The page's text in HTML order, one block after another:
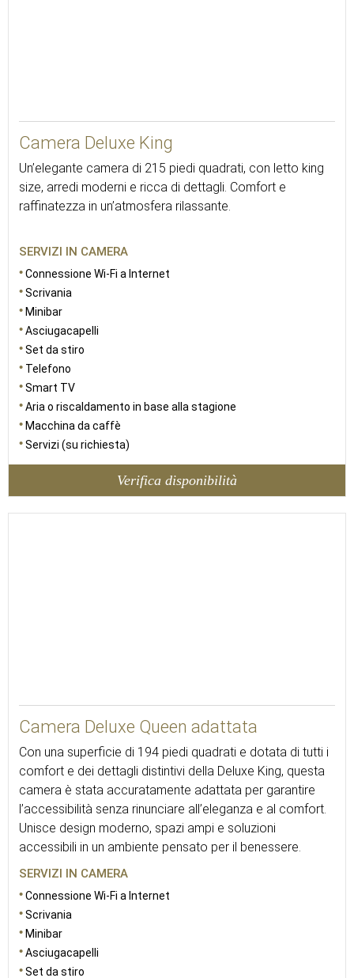
Camera Deluxe King
Un’elegante camera di 215 piedi quadrati, con letto king
size, arredi moderni e ricca di dettagli. Comfort e
raffinatezza in un’atmosfera rilassante.
SERVIZI IN CAMERA
Connessione Wi-Fi a Internet
Scrivania
Minibar
Asciugacapelli
Set da stiro
Telefono
Smart TV
Aria o riscaldamento in base alla stagione
Macchina da caffè
Servizi (su richiesta)
Verifica disponibilità
Camera Deluxe Queen adattata
Con una superficie di 194 piedi quadrati e dotata di tutti i
comfort e dei dettagli distintivi della Deluxe King, questa
camera è stata accuratamente adattata per garantire
l’accessibilità senza rinunciare all’eleganza e al comfort.
Unisce design moderno, spazi ampi e soluzioni
accessibili in un ambiente pensato per il benessere.
SERVIZI IN CAMERA
Connessione Wi-Fi a Internet
Scrivania
Minibar
Asciugacapelli
Set da stiro